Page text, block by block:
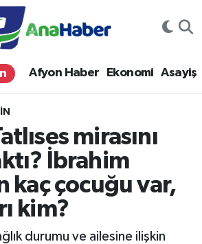
Afyon Haber Ekonomi Asayiş
mirasını
İbrahim
kaç çocuğu var,
kim?
durumu ve ailesine ilişkin
Nöbetçi Eczaneler
Hava Durumu
Trafik Yoğunluk Haritası
Durumu ve Fikstür